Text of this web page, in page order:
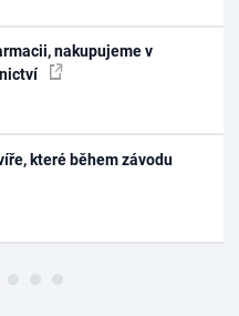
nakupujeme v
které během závodu